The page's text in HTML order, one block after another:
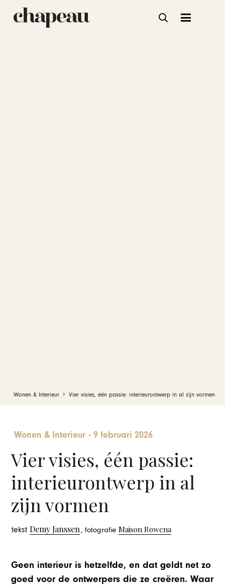
Wonen & Interieur Vier visies, één passie: interieurontwerp in al zijn vormen
Wonen & Interieur -9 februari 2026
Vier visies, één passie:
interieurontwerp in al
zijn vormen
tekstDemy Janssen, fotografieMaison Rowena
Geen interieur is hetzelfde, en dat geldt net zo
goed voor de ontwerpers die ze creëren. Waar